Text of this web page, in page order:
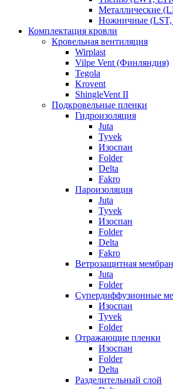
Металлические
Ножничные (LST,
Комплектация кровли
Кровельная вентиляция
Wirplast
Vilpe Vent (Финляндия)
Tegola
Krovent
ShingleVent II
Подкровельные пленки
Гидроизоляция
Juta
Tyvek
Изоспан
Folder
Delta
Fakro
Пароизоляция
Juta
Tyvek
Изоспан
Folder
Delta
Fakro
Ветрозащитная
Juta
Folder
Супердиффузионные
Изоспан
Tyvek
Folder
Отражающие пленки
Изоспан
Folder
Delta
Разделительный слой